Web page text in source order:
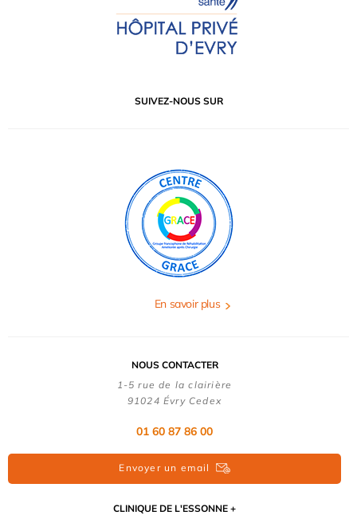
SUIVEZ-NOUS SUR
En savoir plus
NOUS CONTACTER
1-5 rue de la clairière
91024 Évry Cedex
01 60 87 86 00
Envoyer un email
CLINIQUE DE L'ESSONNE